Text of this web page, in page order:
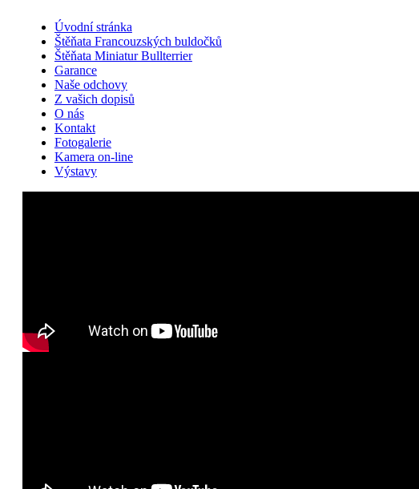
Úvodní stránka
Štěňata Francouzských buldočků
Štěňata Miniatur Bullterrier
Garance
Naše odchovy
Z vašich dopisů
O nás
Kontakt
Fotogalerie
Kamera on-line
Výstavy